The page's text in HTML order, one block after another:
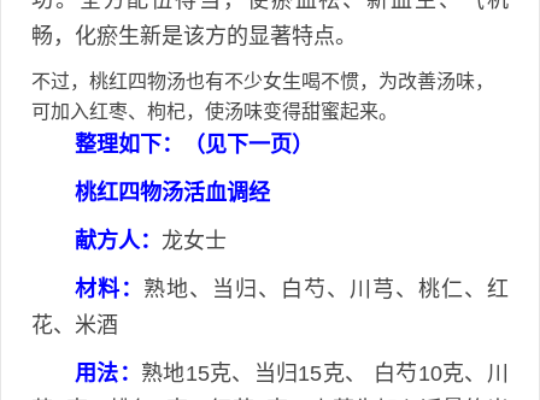
畅，化瘀生新是该方的显著特点。
不过，桃红四物汤也有不少女生喝不惯，为改善汤味，
可加入红枣、枸杞，使汤味变得甜蜜起来。
整理如下：（见下一页）
桃红四物汤活血调经
献方人： 龙女士
材料： 熟地、当归、白芍、川芎、桃仁、红
花、米酒
用法： 熟地15克、当归15克、 白芍10克、川